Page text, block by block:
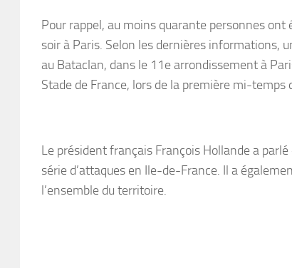
Pour rappel, au moins quarante personnes
soir à Paris. Selon les dernières informations,
au Bataclan, dans le 11e arrondissement à
Stade de France, lors de la première mi-
Le président français François Hollande a
série d’attaques en Ile-de-France. Il a
l’ensemble du territoire.